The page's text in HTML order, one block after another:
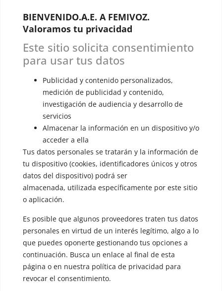
BIENVENIDO.A.E. A FEMIVOZ.
Valoramos tu privacidad
Este sitio solicita consentimiento
para usar tus datos
Publicidad y contenido personalizados,
medición de publicidad y contenido,
investigación de audiencia y desarrollo de
servicios
Almacenar la información en un dispositivo y/o
acceder a ella
Tus datos personales se tratarán y la información de
tu dispositivo (cookies, identificadores únicos y otros
datos del dispositivo) podrá ser
almacenada, utilizada específicamente por este sitio
o aplicación.
Es posible que algunos proveedores traten tus datos
personales en virtud de un interés legítimo, algo a lo
que puedes oponerte gestionando tus opciones a
continuación. Busca un enlace al final de esta
página o en nuestra política de privacidad para
revocar el consentimiento.
VOCES LGBTQIA+ 🏳️‍🌈
▪️ Feminización de la voz
▪️ Masculinización de la voz
▪️ Neutralización de la voz
▪️ Dualización de la voz
▪️ Androginización de la voz
OTRAS SESIONES
▪️ Caracterización de la voz
▪️ Voz virilizada por esteroides
▪️ Modificación del acento
🟥 CIRUGÍA: Glotoplastia
CONTACTO Y CITAS
✅Pide tu CITA ONLINE
WhatsApp :
+34 625 14 46 47